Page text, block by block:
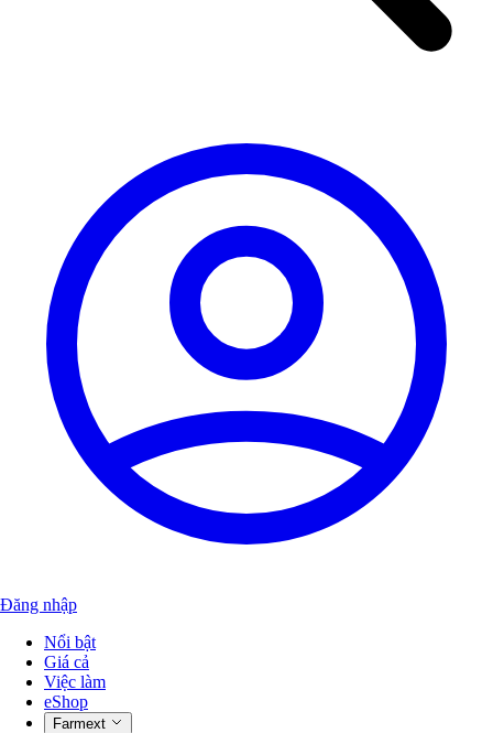
Đăng nhập
Nổi bật
Giá cả
Việc làm
eShop
Farmext